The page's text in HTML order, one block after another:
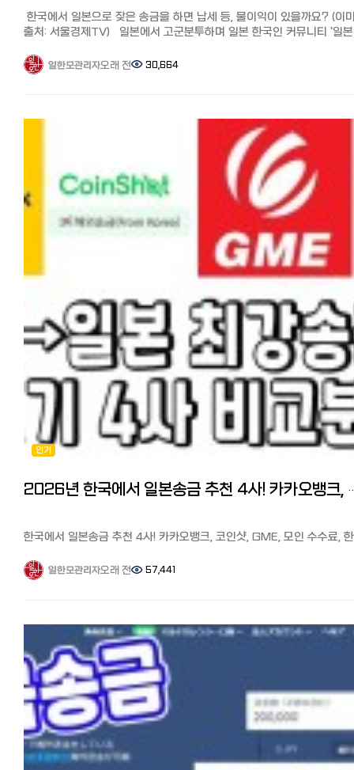
송금처 등록은 3개까지 등록가능하며 송금처 등록부터 송금까지 지점방
필요없이 앱으로 완결 가능합니다.
장단점과 포인트 ●장점: 계좌개설부터 송금까지 앱으로 모두 신청이
https://www.sbjbank.co.jp/lp/campaign/onetouchexp/jkm/kr/
https://www.sbjbank.co.jp/individual/exchange/
◆하나송금:
하나 송금을 이용한다는 분들이 많아서 직접 알아봤습니다. 매장은
카야바초에 있으나 인터넷으로 송금을 처리할 수 있습니다.
회원가입(https://www.oneremit.co.jp/web/main.view) -> 카드수
> 받는 사람도 회원가입(https://www.oneremit.co.kr) -> 송금신청서
작성 -> 송금업체로 입금하여 송금 처리.
분 신분증 사진을 받아 직접 처리할 수 있습니다. 한-일, 일-한 각각의
사이트에서 송금이 가능하고 회원카드를 받으면(가입하면 집으로 배송)
초회 수수료 무료와 송금한도 확대 혜택을 받을 수 있습니다.
수수료는 5만엔 미만 500엔, 5만엔 이상 100만엔까지 1000엔입니다.
장단점과 포인트 ●장점: 매장 방문없이 처리가 가능. 초회 회원카드를
발급받으면 송금 무료, 카톡추가하여 한국어로 편한 상담이 가능
●단점: 5만엔 이상부터 천엔으로 수수료가 비싼편. 보내는 사람과 수령
회원가입 절차가 필요 https://www.oneremit.co.jp/web/
◆바로송금:
초회 재류카드, 마이넘버카드를 가지고 매장 방문하여 회원등록(초회
수수료 무료)이 필요합니다. 100만원이상 송금시 한국신분증(사진가
수수료는 10만엔 이하 500엔, 10만엔 초과 30만엔 이하 1000엔, 30만
초과 50만엔 이하 1500엔입니다.
장단점과 포인트 ●장점: 수수료가 가장 싸다,(10만엔 이하 500엔) 초
수수료 무료 특전이 있다. 카톡 추가하여 상담이 편하다.
저는 트랜스퍼와이즈, SBJ 다이렉트, 월드패밀리 송금, 코인샷 재팬을
이용해 봤는데요, 이 중에서 고르시면 될 것 같습니다.
1회째는 초회 가장 수취 금액이 큰 와이즈, 2회째는 가장 빠르고
편리한 코인샷 재팬을 사용하는 것이 좋다는 결론에 이르렀습니다. 초
쿠폰을 사용하시면 와이즈가 가장 저렴하게 보낼 수 있는
송금서비스입니다. 모든 송금업체가 수수료 이외에 각사가 설정한 환
제각각 다르고 송금액에 따라서도 수수료가 달라지므로 무료, 우대 쿠폰
소진한 3회 이상부터는 직접 금액을 시뮬레이션해 보시고 보다 유리한
패밀리 해외 송금의 사용 후기와 추천 이유에 대해 자세히 소개했습니다.
한국으로 송금이 필요할 때 꼭 이용해 보세요. [참고 기사] 일본에서 한국
수수료 할인 쿠폰 https://korean.co.jp/life/79 일본에서 한국 송금,
수수료 가장 싼 곳, 와이즈(WISE)를 추천하는 이유
이상의 재산을 보내는 경우의 방법에 대해서 설명드리겠습니다.
대외지급수단 매매 신고 아래의 경우 한국은행에 '대외지급수단 매매
신고'가 필요합니다. -한국 비거주자가 국내의 본인 재산을 반출 -국내
본인 계좌에서 해외 본인계좌로 미화 10만불 초과 송금시 비거주자 중,
재외동포 재산반출 신고 비거주자 중, 재외동포(영주권자 외국국적을
취득한 시민권자)가 10만불 초과 송금시에는 '재외동포 재산반출 신고'를
하며 '대외지급수단 매매 신고'와 '재외동포 재산반출'은 신고기관과 조
절차가 상이합니다. 제출서류와 절차는 아래를 참고하세요 ↓↓↓
비거주자의 해외 부동산 취득을 위한 자금 송금 대외지급수단매매 vs
재외동포재산반출 영주권 유무와 거액 송금 배우자 비자로 영주권자
해외이주신고 하시고 재외동포 재산반출로 한번에 빼실 수 있습니다.
해외이주신고 하시면 한국의 국민연금 자격과 건강보험 자격이 상실,
지방자치선거 투표권 상실 등의 부작용도 있으니 신중한 판단이
필요합니다. 영주권이 없으면 한국은행에서 비거주자의 대외지급수단
이라는 신고 하시고 송금 가능합니다. ↓↓↓ 해외동포 국내재산 반출
영주권, 시민권자가 아닐 경우 '대외지급수단매매'에 해당되어 한국은행
통해서 송금해야 하며, 영주권, 시민권자의 경우 시중 외국환은행을 통해
송금하는데 일한모에는 카카오뱅크로 2억 송금을 했다는 분도 있었습
직접 현금을 들고 오는 방법 그리고 금융기관을 통하지 않고 원을
몇천만원씩 가지고 들어와서 환전 후, 집을 샀다는 분도 있었습니다.
공항에서 거액을 현금으로 가지고 올 때, 세관 신고가 필요합니다. 일억
몇 천만원(일본엔으로 천만엔)까지 현금으로 몇 번씩 들고 왔다는 분도
계셨는데 가방에 거액을 신고없이 가지고 오다가 수하물 엑스레이 검사
걸려서 외화 밀반출로 처벌(벌금)을 받을 수 있습니다. 신고로 세금이나
수수료가 떼이는 것이 아니라 국가에서 반출되는 외화 규모를 파악하기
위한 것이니 신고하시는 게 좋습니다. 한국에서도 도박자금, 자금세탁
있습니다. 또한, 직접 들고 들어간 외화가 1000달러를 넘을 경우 은행
되셨나요? 연간 송금한도가 크게 올라가면서 한국에 있는 자금이나 재
필요할 때, 안전하게 가져오셔서 풍요로운 일본생활 되시기 바랍니다^^
【참고기사】 일본에서 한국 송금 추천 6사 비교분석! 가장 저렴하고 편
뱅크, 코인샷, GME, 모인 수수료, 한도, 특징 비교. 해외 송금 시 필요한
https://korean.co.jp/life2/300 한국에서 일본으로 잦은 송금을 하
납세 등, 불이익이 있을까요? https://korean.co.jp/life2/302
한국에서 일본으로 잦은 송금을 하면 납세 등, 불이익이 있을까요? (이
출처: 서울경제TV) 일본에서 고군분투하며 일본 한국인 커뮤니티 '일본
오늘은 페이스북 그룹에 질문이 많은 한국-일본 송금에 관해서
일본으로 잦은 송금을 하게되면 불이익 같은게 있을까요? 수익으로 잡혀
세금을 내야 한다던지... 답변: 내가 내통장에 송금 하는데 세금을 내야
단순히 100만엔 이상이면 그냥 확인차 연락 올수도 있겠지만 딱히 세금
낼 이유는 없어요...
이미 우린 소득세 등등 소득에 대한 세금을 다 내고 있고 외환 송금은
수수료로 다 정당하게 대가 지불하고 있습니다. 송금하는 행위 자체에
세금에 부과될 일은 없습니다.
신고만 한다면 내가 내 돈 1억불을 들고 출국해도 문제가 없는데요 뭐...
다만 송금이 증여 목적으로 보여진다거나 단기간에 보내는 금액이 너무
크다면 자금 출처와 목적을 확인하는 연락이 올 수 있고 그 때 소명을 못
계좌로 보내는 건 당연히 문제 없지만, 만약 한국에서 수입이 없는데도
거액을 지속적으로 송금하면 자금 출처를 밝혀야 하겠지요.
하지만 건당 5천불이하 / 연간 1만불이하는 애초에 국세청 통보 대상이
아니니 크게 걱정하지 않아도 되고, 통보가 되더라도 이게 결국 사람이
처리하는 일이라, 유학 생활 경비나 수업료 납부 등 목적이 분명하고 금
상식적인 범위 내라면 아무런 문제가 되지 않습니다.
금액과 목적에 따라 불이익이 올 수도 안 올 수도 있다 이렇게 정리할 수
있겠네요. 요즘 가상화폐 환차익을 노리고 많이들 그리하는듯합니다만, 1회
1만불이상이면 국세청자동신고이고 년간5만불까지만 송금가능입니다.
이것은 해외송금기준이고 송금이 아니라 들고가는것은 별도의 문제입니
있는데, 횟수나 금액에 상관없이 과세는 하지 않습니다. 다만, 장기 체
비자 소지자(유학이나 취업비자)나 재외동포(영주권이나 시민권자)가 10
아니니 신고 잊지 마시기 바랍니다^^ 【참고기사】 일본에서 한국 송
추천 6사 비교분석! 가장 저렴하고 편하게 송금하는 방법과 꿀팁. 수수료
할인 쿠폰 https://korean.co.jp/life2/308 한국에서 일본송금 추천
일한모관리자오래 전 30,664
인기
2026년 한국에서 일본송금 추천 4사!
한국에서 일본송금 추천 4사! 카카오뱅크, 코인샷, GME, 모인 수수료,
한국인 모임 (페이스북)'과 '일한모 사이트'를 운영하고 있는 관리자입니
수수료가 저렴하고 편리한지 일한모에 올라온 여러분의 소중한 정보를
봤습니다. 정보에 의하면 한국의 해외송금 전체의 40%가 유학자금,
가 한국에 거주하는 외국인 노동자의 자국 송금, 나머지가 해외직구
등이라고 합니다. 한국에서 일본 송금업체로 많이 알려진 카카오 뱅크
코인샷, 모인, 그리고 최근에 일한모에서 소개된
GME(글로벌머니익스프레스)를 직접 써보고 특징과 수수료와 한도, 착
등을 비교해봤습니다. 【카카오 뱅크】 한국에서 일본송금 추천
4사! '카카오 뱅크' 특징 많은 분들이 추천을 하고 있습니다. 메신저
서비스인 카카오가 몇년전 기존 은행의 번거롭고 비싼 수수료 체계를 없
카카오 뱅크 서비스를 개시하여 큰 히트를 쳤었죠. 해외 송금도 간편하고
일한모관리자오래 전 57,441